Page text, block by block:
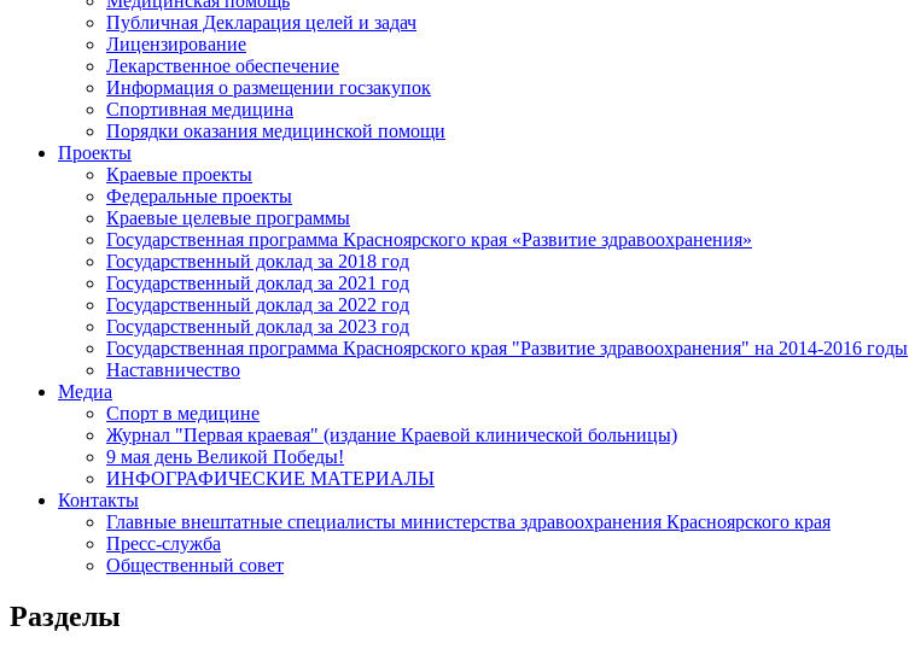
Публичная Декларация целей и задач
Лицензирование
Лекарственное обеспечение
Информация о размещении госзакупок
Спортивная медицина
Порядки оказания медицинской помощи
Проекты
Краевые проекты
Федеральные проекты
Краевые целевые программы
Государственная программа Красноярского края «Развитие здравоохранения»
Государственный доклад за 2018 год
Государственный доклад за 2021 год
Государственный доклад за 2022 год
Государственный доклад за 2023 год
Государственная программа Красноярского края "Развитие здравоохранения" на 2014-2016 годы
Наставничество
Медиа
Спорт в медицине
Журнал "Первая краевая" (издание Краевой клинической больницы)
9 мая день Великой Победы!
ИНФОГРАФИЧЕСКИЕ МАТЕРИАЛЫ
Контакты
Главные внештатные специалисты министерства здравоохранения Красноярского края
Пресс-служба
Общественный совет
Разделы